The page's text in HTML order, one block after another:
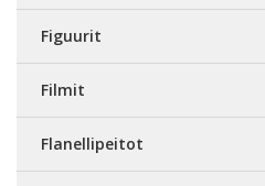
Figuurit
Filmit
Flanellipeitot